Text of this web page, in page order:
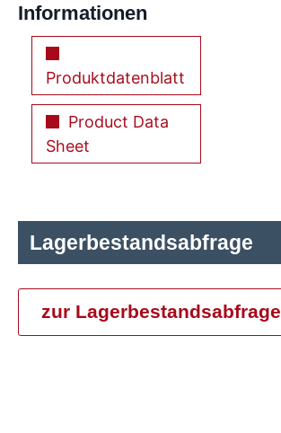
Informationen
Produktdatenblatt
Product Data
Sheet
Lagerbestandsabfrage
zur Lagerbestandsabfrage